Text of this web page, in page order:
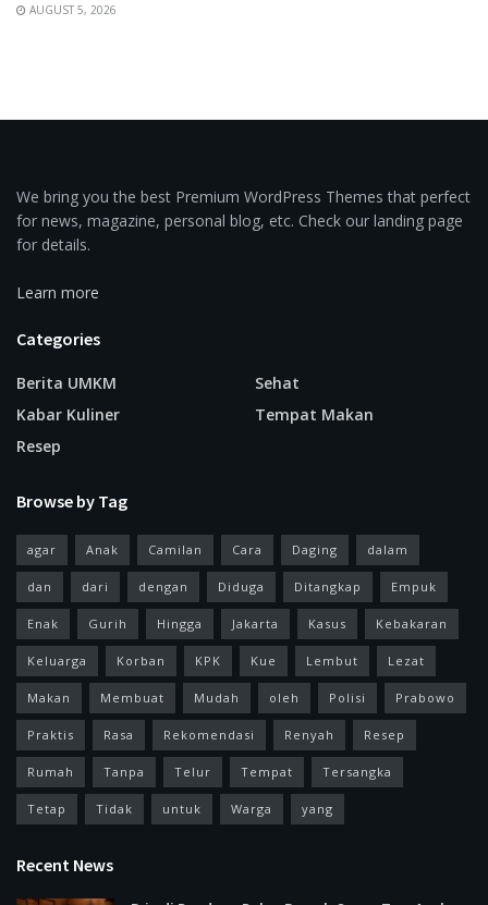
AUGUST 5, 2026
We bring you the best Premium WordPress Themes that perfect
for news, magazine, personal blog, etc. Check our landing page
for details.
Learn more
Categories
Berita UMKM
Kabar Kuliner
Resep
Sehat
Tempat Makan
Browse by Tag
agar Anak Camilan Cara Daging dalam
dan dari dengan Diduga Ditangkap Empuk
Enak Gurih Hingga Jakarta Kasus Kebakaran
Keluarga Korban KPK Kue Lembut Lezat
Makan Membuat Mudah oleh Polisi Prabowo
Praktis Rasa Rekomendasi Renyah Resep
Rumah Tanpa Telur Tempat Tersangka
Tetap Tidak untuk Warga yang
Recent News